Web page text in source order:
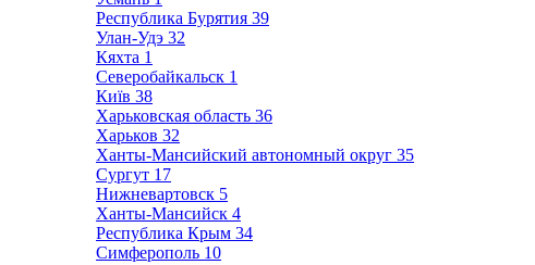
Республика Бурятия 39
Улан-Удэ 32
Кяхта 1
Северобайкальск 1
Київ 38
Харьковская область 36
Харьков 32
Ханты-Мансийский автономный округ 35
Сургут 17
Нижневартовск 5
Ханты-Мансийск 4
Республика Крым 34
Симферополь 10